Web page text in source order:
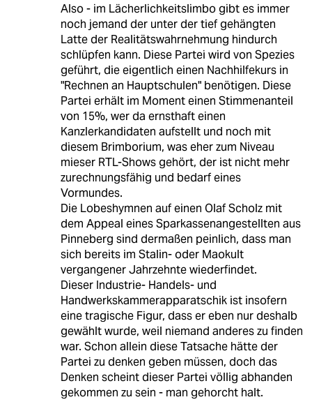
Also - im Lächerlichkeitslimbo gibt es immer
noch jemand der unter der tief gehängten
Latte der Realitätswahrnehmung hindurch
schlüpfen kann. Diese Partei wird von Spezies
geführt, die eigentlich einen Nachhilfekurs in
"Rechnen an Hauptschulen" benötigen. Diese
Partei erhält im Moment einen Stimmenanteil
von 15%, wer da ernsthaft einen
Kanzlerkandidaten aufstellt und noch mit
diesem Brimborium, was eher zum Niveau
mieser RTL-Shows gehört, der ist nicht mehr
zurechnungsfähig und bedarf eines
Vormundes.
Die Lobeshymnen auf einen Olaf Scholz mit
dem Appeal eines Sparkassenangestellten aus
Pinneberg sind dermaßen peinlich, dass man
sich bereits im Stalin- oder Maokult
vergangener Jahrzehnte wiederfindet.
Dieser Industrie- Handels- und
Handwerkskammerapparatschik ist insofern
eine tragische Figur, dass er eben nur deshalb
gewählt wurde, weil niemand anderes zu finden
war. Schon allein diese Tatsache hätte der
Partei zu denken geben müssen, doch das
Denken scheint dieser Partei völlig abhanden
gekommen zu sein - man gehorcht halt.